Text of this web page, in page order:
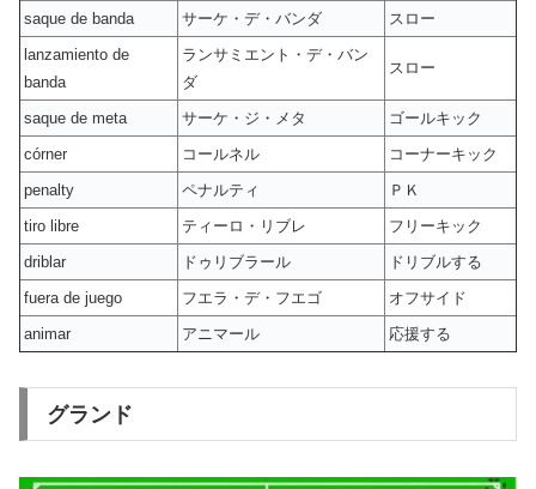
saque de banda
サーケ・デ・バンダ
スロー
lanzamiento de
banda
ランサミエント・デ・バン
ダ
スロー
saque de meta サーケ・ジ・メタ
ゴールキック
córner
コールネル
コーナーキック
penalty
ペナルティ
ＰＫ
tiro libre
ティーロ・リブレ
フリーキック
driblar
ドゥリブラール
ドリブルする
fuera de juego
フエラ・デ・フエゴ
オフサイド
animar
アニマール 応援する
グランド